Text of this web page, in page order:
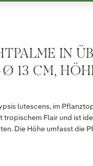
IN
Ø 13 CM,
lutescens, im
tropischem Flair und ist
Die Höhe umfasst die